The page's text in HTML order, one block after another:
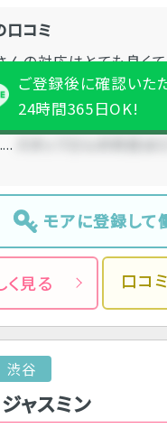
口コミ
んの対応はとても良く
）／ 時期的なものもあ
特に早上がり申請して
仕事ができるので 私の
スタッフさんの対応は
ご登録後に確認いた
24時間365日OK!
モアに登録して
く見る 口コ
渋谷
ャスミン